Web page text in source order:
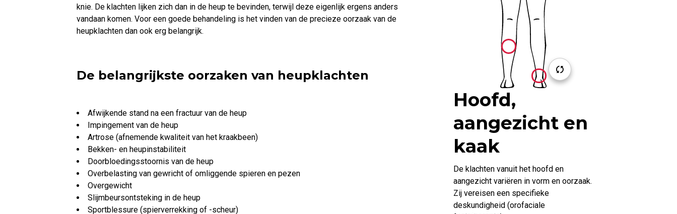
knie. De klachten lijken zich dan in de heup te bevinden, terwijl deze eigenlijk ergens anders
vandaan komen. Voor een goede behandeling is het vinden van de precieze oorzaak van de
heupklachten dan ook erg belangrijk.
De belangrijkste oorzaken van heupklachten
Afwijkende stand na een fractuur van de heup
Impingement van de heup
Artrose (afnemende kwaliteit van het kraakbeen)
Bekken- en heupinstabiliteit
Doorbloedingsstoornis van de heup
Overbelasting van gewricht of omliggende spieren en pezen
Overgewicht
Slijmbeursontsteking in de heup
Sportblessure (spierverrekking of -scheur)
Hoofd,
aangezicht en
kaak
De klachten vanuit het hoofd en
aangezicht variëren in vorm en oorzaak.
Zij vereisen een specifieke
deskundigheid (orofaciale